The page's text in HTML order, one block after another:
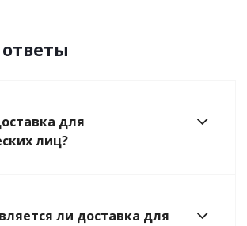
для
лиц?
ли доставка для